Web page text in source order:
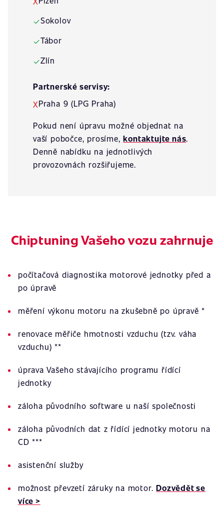
✓Sokolov
✓Tábor
✓Zlín
Partnerské servisy:
XPraha 9 (LPG Praha)
Pokud není úpravu možné objednat na
vaší pobočce, prosíme,kontaktujte nás.
Denně nabídku na jednotlivých
provozovnách rozšiřujeme.
Chiptuning Vašeho vozu zahrnuje
počítačová diagnostika motorové jednotky před a
po úpravě
měření výkonu motoru na zkušebně po úpravě *
renovace měřiče hmotnosti vzduchu (tzv. váha
vzduchu) **
úprava Vašeho stávajícího programu řídící
jednotky
záloha původního software u naší společnosti
záloha původních dat z řídící jednotky motoru na
CD ***
asistenční služby
možnost převzetí záruky na motor.Dozvědět se
více >